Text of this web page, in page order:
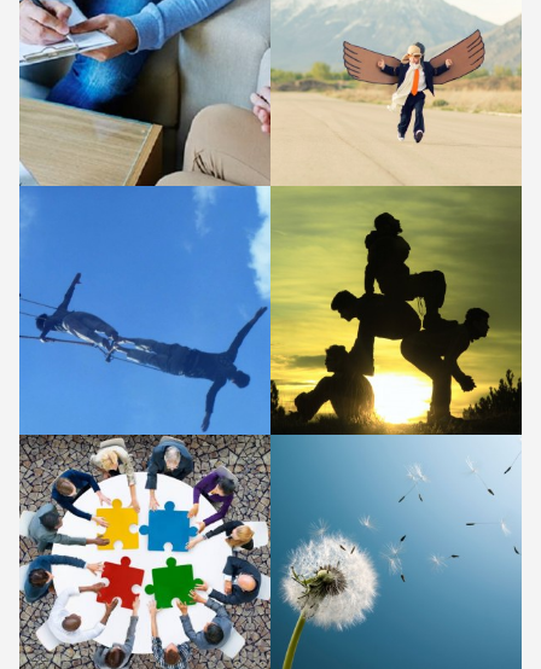
Psihološka procjena djece i
odraslih
Psihoterapija i individualna
podrška
Rad na odnosima Grupna podrška
Rad s organizacijama Edukacija